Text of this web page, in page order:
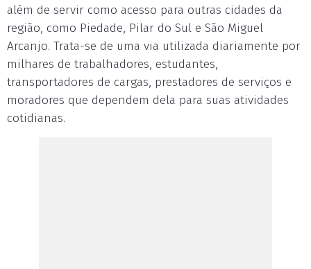
além de servir como acesso para outras cidades da
região, como Piedade, Pilar do Sul e São Miguel
Arcanjo. Trata-se de uma via utilizada diariamente por
milhares de trabalhadores, estudantes,
transportadores de cargas, prestadores de serviços e
moradores que dependem dela para suas atividades
cotidianas.